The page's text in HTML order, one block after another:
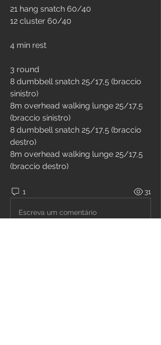
21 hang snatch 60/40
12 cluster 60/40
4 min rest
3 round
8 dumbbell snatch 25/17,5 (braccio
sinistro)
8m overhead walking lunge 25/17,5
(braccio sinistro)
8 dumbbell snatch 25/17,5 (braccio
destro)
8m overhead walking lunge 25/17,5
(braccio destro)
1 31
Escreva um comentário